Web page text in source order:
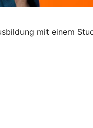
mit einem